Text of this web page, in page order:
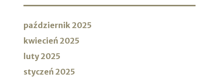
październik 2025
kwiecień 2025
luty 2025
styczeń 2025